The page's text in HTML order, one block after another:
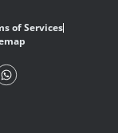
of Services